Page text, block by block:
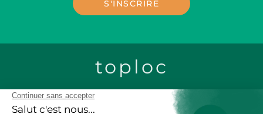
S'INSCRIRE
toploc
CONTACTEZ-NOUS
LOCATION CHALETS EN BOIS